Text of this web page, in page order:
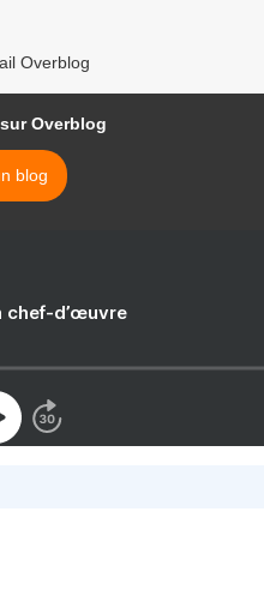
Overblog
Overblog
blog
chef-d’œuvre